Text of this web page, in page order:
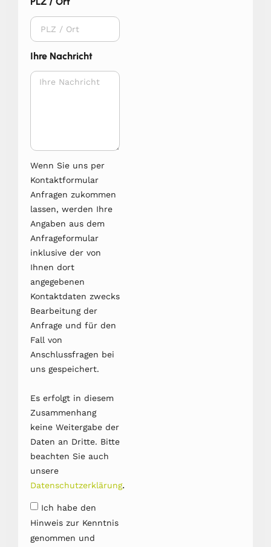
Ihre Nachricht
Wenn Sie uns per
Kontaktformular
Anfragen zukommen
lassen, werden Ihre
Angaben aus dem
Anfrageformular
inklusive der von
Ihnen dort
angegebenen
Kontaktdaten zwecks
Bearbeitung der
Anfrage und für den
Fall von
Anschlussfragen bei
uns gespeichert.
Es erfolgt in diesem
Zusammenhang
keine Weitergabe der
Daten an Dritte. Bitte
beachten Sie auch
unsere
Datenschutzerklärung.
Ich habe den
Hinweis zur Kenntnis
genommen und